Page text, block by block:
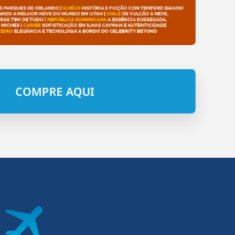
COMPRE AQUI